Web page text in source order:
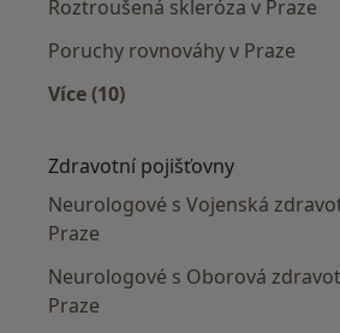
Roztroušená skleróza v Praze
Poruchy rovnováhy v Praze
Více (10)
Zdravotní pojišťovny
Neurologové s Vojenská
Praze
Neurologové s Oborová
Praze